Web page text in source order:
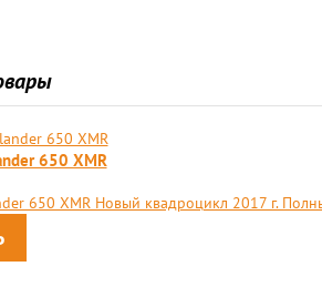
650 XMR
650 XMR Новый квадроцикл 2017 г.